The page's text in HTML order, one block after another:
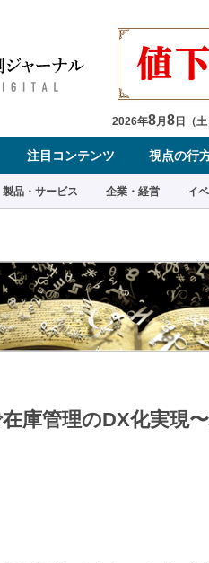
2026年8月 8 日（土
注目コンテンツ 視点の行
製品・サービス 企業・経営 イ
庫管理のDX化実現